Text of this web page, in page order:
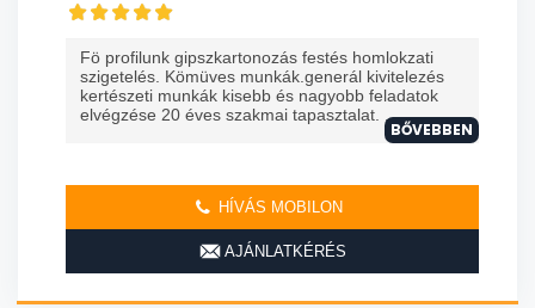
Fö profilunk gipszkartonozás festés homlokzati
szigetelés. Kömüves munkák.generál kivitelezés
kertészeti munkák kisebb és nagyobb feladatok
elvégzése 20 éves szakmai tapasztalat. ...
BŐVEBBEN
HÍVÁS MOBILON
AJÁNLATKÉRÉS